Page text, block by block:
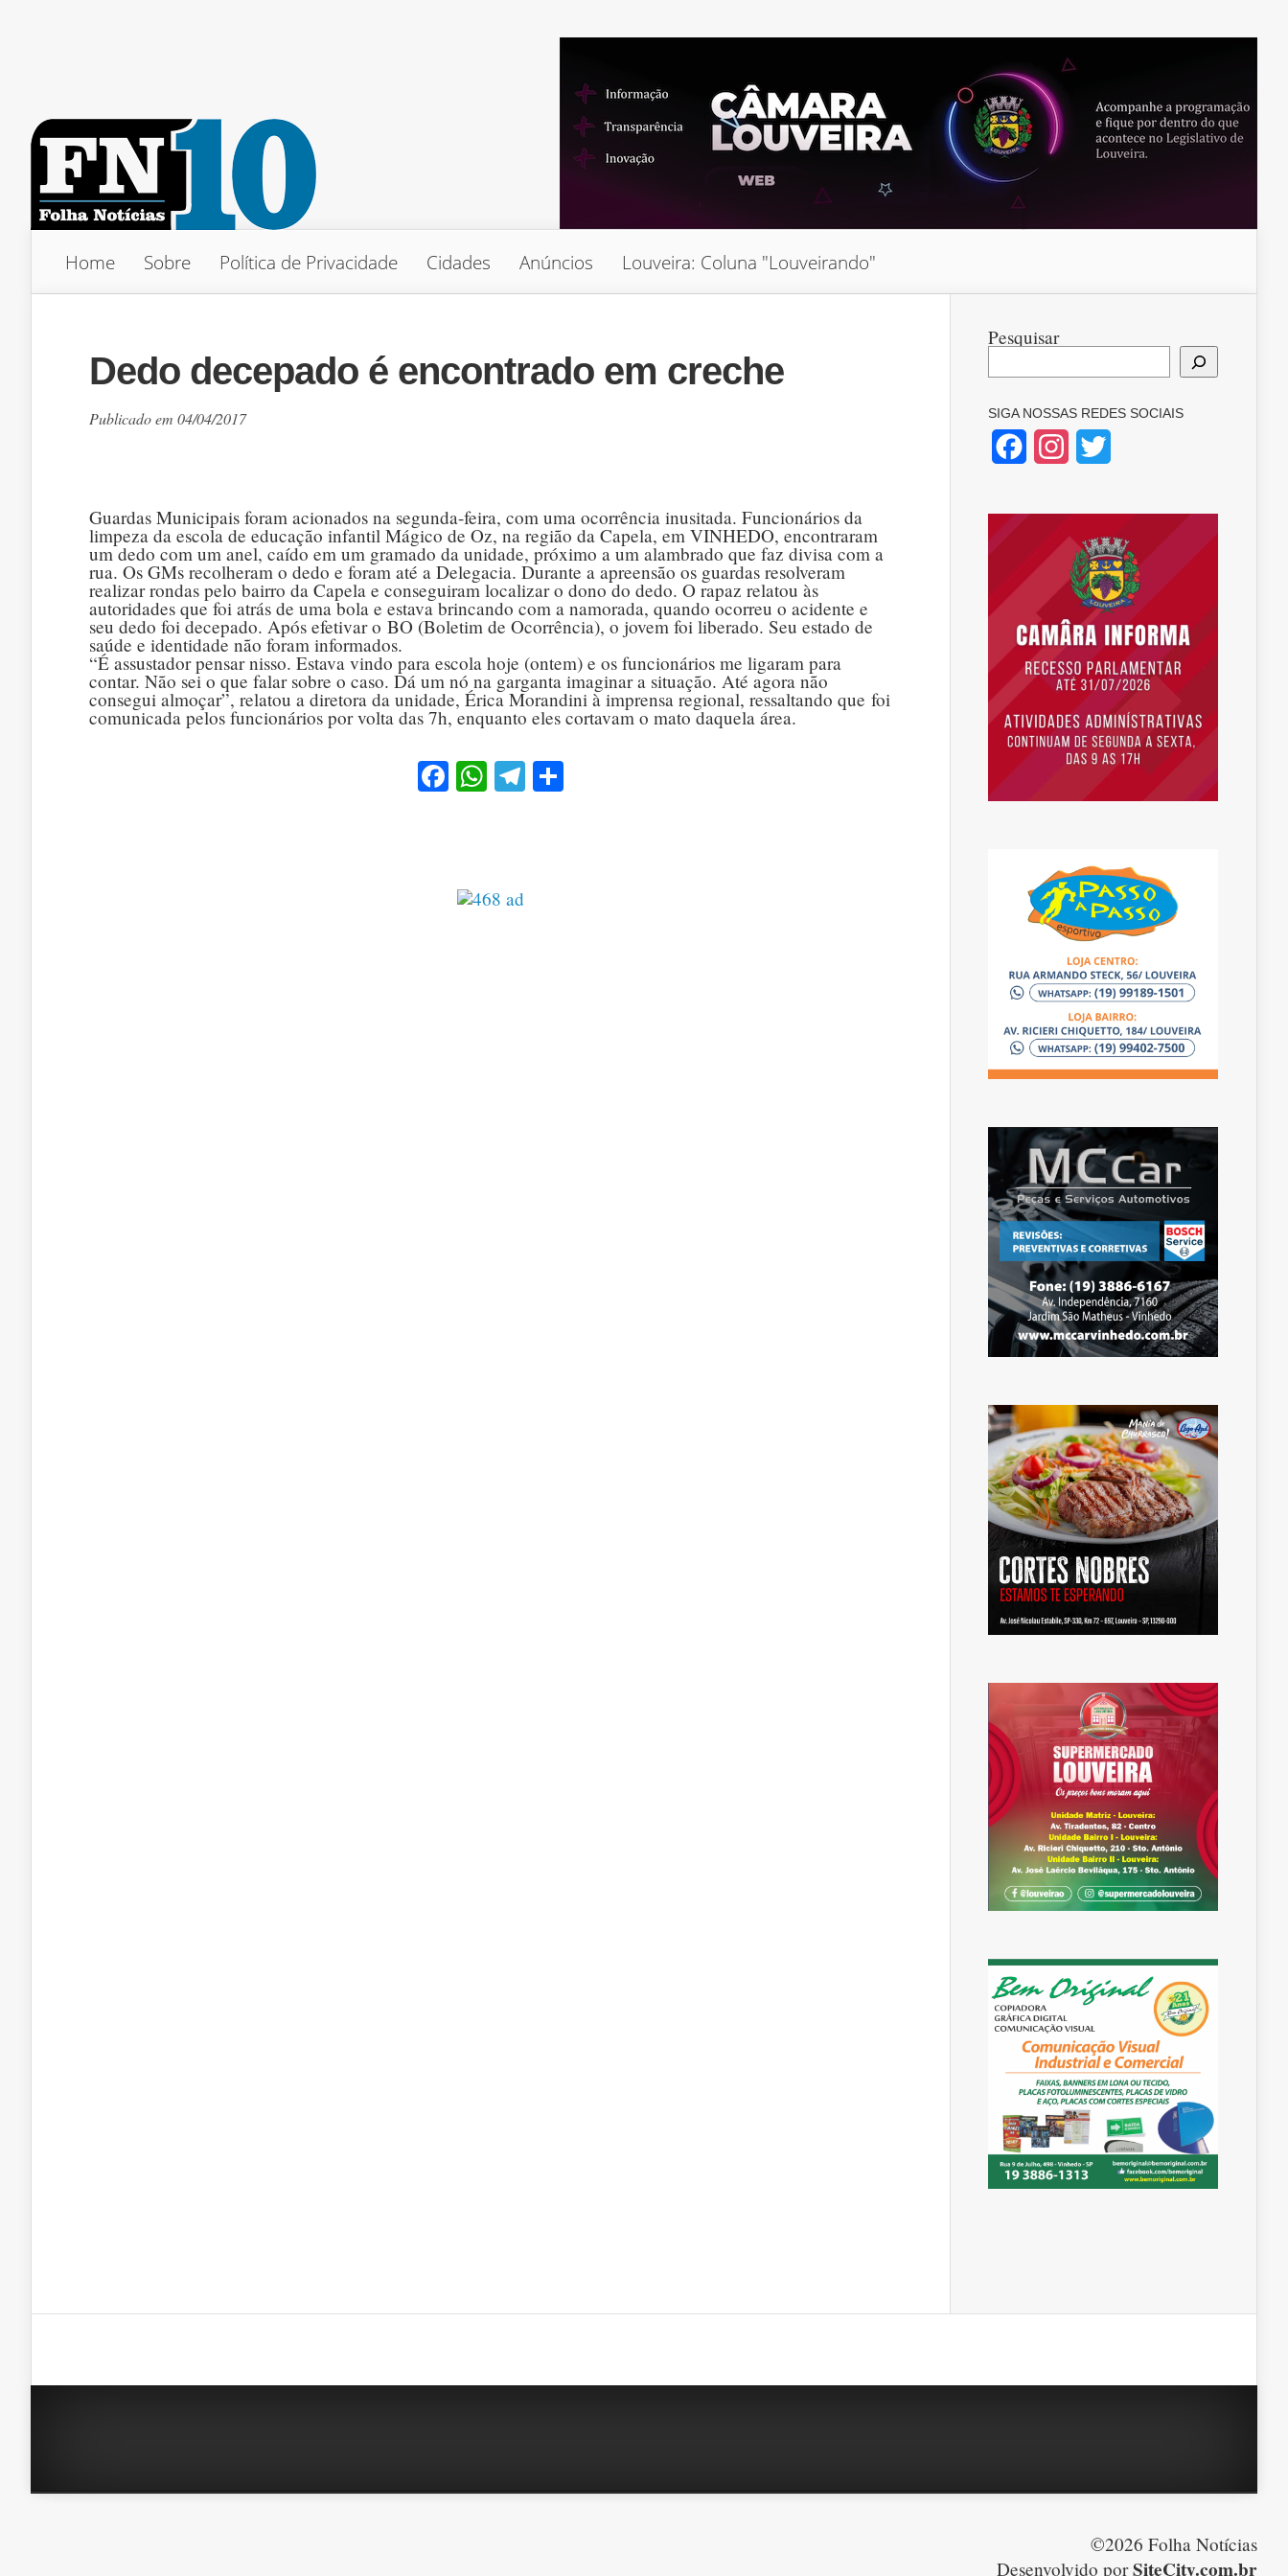
Home Sobre Política de Privacidade Cidades Anúncios Louveira: Coluna "Louveirando"
Dedo decepado é encontrado em creche
Publicado em 04/04/2017
Guardas Municipais foram acionados na segunda-feira, com uma ocorrência inusitada. Funcionários da
limpeza da escola de educação infantil Mágico de Oz, na região da Capela, em VINHEDO, encontraram
um dedo com um anel, caído em um gramado da unidade, próximo a um alambrado que faz divisa com a
rua. Os GMs recolheram o dedo e foram até a Delegacia. Durante a apreensão os guardas resolveram
realizar rondas pelo bairro da Capela e conseguiram localizar o dono do dedo. O rapaz relatou às
autoridades que foi atrás de uma bola e estava brincando com a namorada, quando ocorreu o acidente e
seu dedo foi decepado. Após efetivar o BO (Boletim de Ocorrência), o jovem foi liberado. Seu estado de
saúde e identidade não foram informados.
“É assustador pensar nisso. Estava vindo para escola hoje (ontem) e os funcionários me ligaram para
contar. Não sei o que falar sobre o caso. Dá um nó na garganta imaginar a situação. Até agora não
consegui almoçar”, relatou a diretora da unidade, Érica Morandini à imprensa regional, ressaltando que foi
comunicada pelos funcionários por volta das 7h, enquanto eles cortavam o mato daquela área.
Facebook
WhatsApp
Telegram
Pesquisar
SIGA NOSSAS REDES SOCIAIS
FacebookInstagram
©2026 Folha Notícias
Desenvolvido porSiteCity.com.br